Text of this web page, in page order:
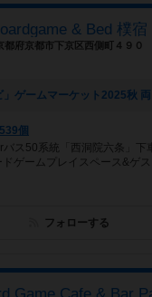
& Bed 樸宿
都府京都市下京区西側町４９０
539個
バス50系統「西洞院六条」下
ゲームプレイスペース&ゲ
フォローする